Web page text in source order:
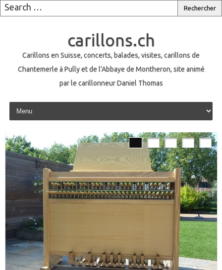
carillons.ch
Carillons en Suisse, concerts, balades, visites, carillons de
Chantemerle à Pully et de l'Abbaye de Montheron, site animé
par le carillonneur Daniel Thomas
Skip to content